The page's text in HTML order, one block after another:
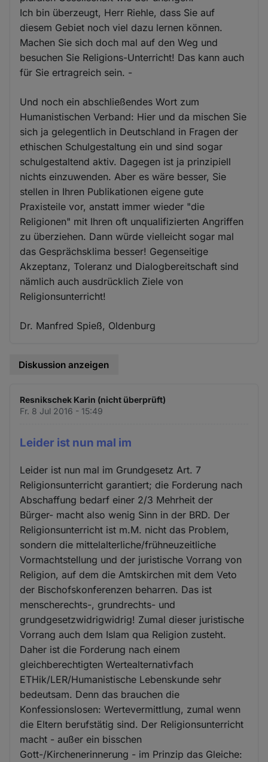
Ich bin überzeugt, Herr Riehle, dass Sie auf
diesem Gebiet noch viel dazu lernen können.
Machen Sie sich doch mal auf den Weg und
besuchen Sie Religions-Unterricht! Das kann auch
für Sie ertragreich sein. -
Und noch ein abschließendes Wort zum
Humanistischen Verband: Hier und da mischen Sie
sich ja gelegentlich in Deutschland in Fragen der
ethischen Schulgestaltung ein und sind sogar
schulgestaltend aktiv. Dagegen ist ja prinzipiell
nichts einzuwenden. Aber es wäre besser, Sie
stellen in Ihren Publikationen eigene gute
Praxisteile vor, anstatt immer wieder "die
Religionen" mit Ihren oft unqualifizierten Angriffen
zu überziehen. Dann würde vielleicht sogar mal
das Gesprächsklima besser! Gegenseitige
Akzeptanz, Toleranz und Dialogbereitschaft sind
nämlich auch ausdrücklich Ziele von
Religionsunterricht!
Dr. Manfred Spieß, Oldenburg
Diskussion anzeigen
Resnikschek Karin (nicht überprüft)
Fr. 8 Jul 2016 - 15:49
Leider ist nun mal im
Leider ist nun mal im Grundgesetz Art. 7
Religionsunterricht garantiert; die Forderung nach
Abschaffung bedarf einer 2/3 Mehrheit der
Bürger- macht also wenig Sinn in der BRD. Der
Religionsunterricht ist m.M. nicht das Problem,
sondern die mittelalterliche/frühneuzeitliche
Vormachtstellung und der juristische Vorrang von
Religion, auf dem die Amtskirchen mit dem Veto
der Bischofskonferenzen beharren. Das ist
menscherechts-, grundrechts- und
grundgesetzwidrigwidrig! Zumal dieser juristische
Vorrang auch dem Islam qua Religion zusteht.
Daher ist die Forderung nach einem
gleichberechtigten Wertealternativfach
ETHik/LER/Humanistische Lebenskunde sehr
bedeutsam. Denn das brauchen die
Konfessionslosen: Wertevermittlung, zumal wenn
die Eltern berufstätig sind. Der Religionsunterricht
macht - außer ein bisschen
Gott-/Kirchenerinnerung - im Prinzip das Gleiche: